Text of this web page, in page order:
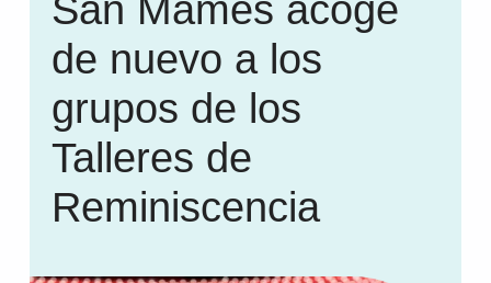
San Mamés acoge
de nuevo a los
grupos de los
Talleres de
Reminiscencia